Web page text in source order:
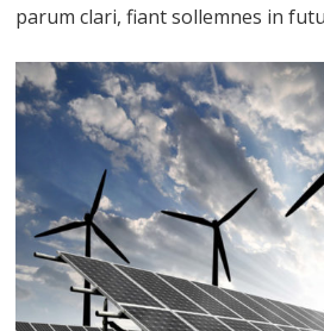
parum clari, fiant sollemnes in